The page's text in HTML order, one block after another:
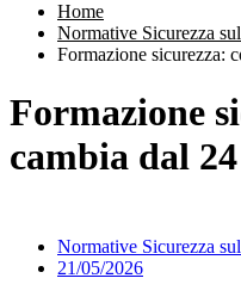
Home
Normative Sicurezza
Formazione sicurezza:
Formazione
cambia dal
Normative Sicurezza
21/05/2026